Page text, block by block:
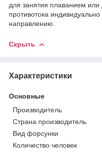
для занятия плаванием
противотока
направлению.
Скрыть
Характеристики
Основные
Производитель
Страна производитель
Вид форсунки
Количество человек